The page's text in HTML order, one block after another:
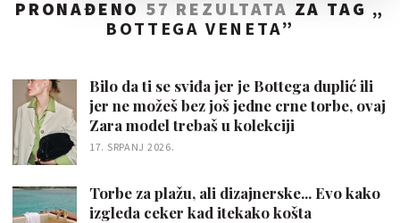
PRONAĐENO 57 REZULTATA ZA TAG „
BOTTEGA VENETA”
Bilo da ti se sviđa jer je Bottega duplić ili
jer ne možeš bez još jedne crne torbe, ovaj
Zara model trebaš u kolekciji
17. SRPANJ 2026.
Torbe za plažu, ali dizajnerske... Evo kako
izgleda ceker kad itekako košta